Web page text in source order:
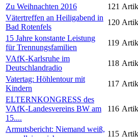
Zu Weihnachten 2016
121
Vätertreffen an Heiligabend in
Bad Rotenfels
120
15 Jahre konstante Leistung
für Trennungsfamilien
119
VAfK-Karlsruhe im
Deutschlandradio
118
Vatertag: Höhlentour mit
Kindern
117
ELTERNKONGRESS des
VAfK-Landesvereins BW am
15....
116
Armutsbericht: Niemand weiß,
115